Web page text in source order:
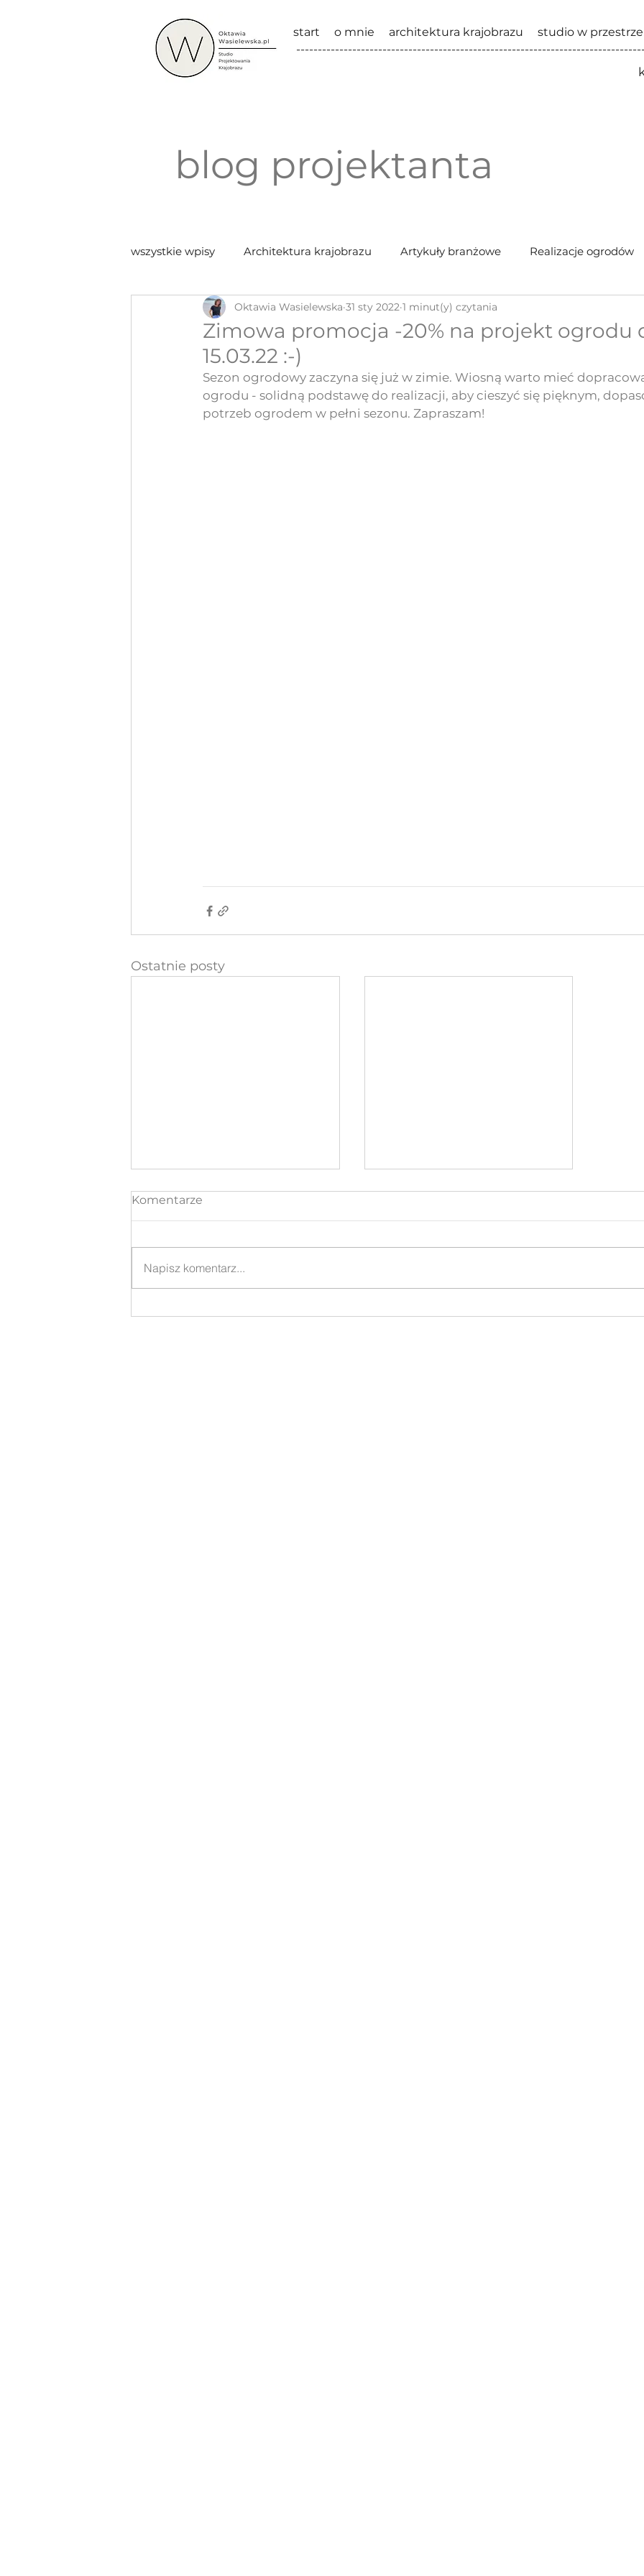
start o mnie architektura krajobrazu studio w
blog projektanta
wszystkie wpisy Architektura krajobrazu Artykuły branżowe Realizacje ogrodów
Marketing w zielonej branży Wydarzenia branżowe
Zimowa promocja -20% na projekt ogrodu
15.03.22 :-)
Oktawia Wasielewska 31 sty 2022 1 minut(y) czytania
Sezon ogrodowy zaczyna się już w zimie. Wiosną warto mieć
ogrodu - solidną podstawę do realizacji, aby cieszyć się pięknym,
potrzeb ogrodem w pełni sezonu. Zapraszam!
Ostatnie posty
Ach ta Chelsea…
Komentarze
Napisz komentarz...